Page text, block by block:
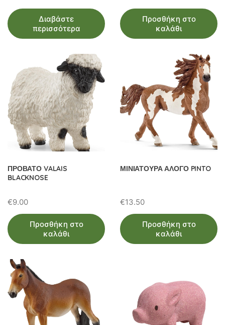
Διαβάστε
περισσότερα
Προσθήκη στο
καλάθι
ΠΡΟΒΑΤΟ VALAIS
BLACKNOSE
€9.00
Προσθήκη στο
καλάθι
ΜΙΝΙΑΤΟΥΡΑ ΑΛΟΓΟ PINTO
€13.50
Προσθήκη στο
καλάθι